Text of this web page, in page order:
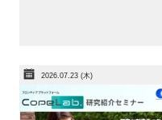
2026.07.23 (木)